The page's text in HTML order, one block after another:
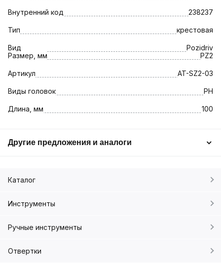
Внутренний код 238237
Тип крестовая
Вид
Pozidriv
Размер, мм
PZ2
Артикул AT-SZ2-03
Виды головок PH
Длина, мм 100
Другие предложения и аналоги
Каталог
Инструменты
Ручные инструменты
Отвертки